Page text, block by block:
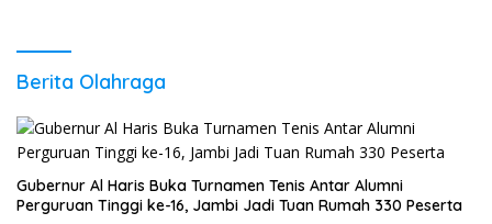
Berita Olahraga
Gubernur Al Haris Buka Turnamen Tenis Antar Alumni
Perguruan Tinggi ke-16, Jambi Jadi Tuan Rumah 330 Peserta